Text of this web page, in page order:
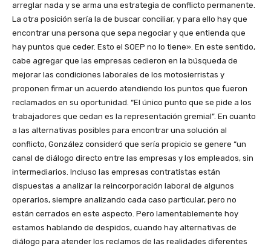
arreglar nada y se arma una estrategia de conflicto permanente.
La otra posición sería la de buscar conciliar, y para ello hay que
encontrar una persona que sepa negociar y que entienda que
hay puntos que ceder. Esto el SOEP no lo tiene». En este sentido,
cabe agregar que las empresas cedieron en la búsqueda de
mejorar las condiciones laborales de los motosierristas y
proponen firmar un acuerdo atendiendo los puntos que fueron
reclamados en su oportunidad. “El único punto que se pide a los
trabajadores que cedan es la representación gremial”. En cuanto
a las alternativas posibles para encontrar una solución al
conflicto, González consideró que sería propicio se genere “un
canal de diálogo directo entre las empresas y los empleados, sin
intermediarios. Incluso las empresas contratistas están
dispuestas a analizar la reincorporación laboral de algunos
operarios, siempre analizando cada caso particular, pero no
están cerrados en este aspecto. Pero lamentablemente hoy
estamos hablando de despidos, cuando hay alternativas de
diálogo para atender los reclamos de las realidades diferentes